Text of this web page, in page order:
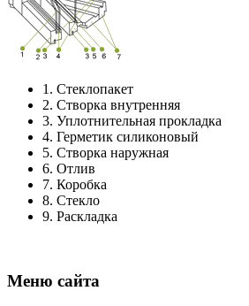
1. Стеклопакет
2. Створка внутренняя
3. Уплотнительная прокладка
4. Герметик силиконовый
5. Створка наружная
6. Отлив
7. Коробка
8. Стекло
9. Раскладка
Меню сайта